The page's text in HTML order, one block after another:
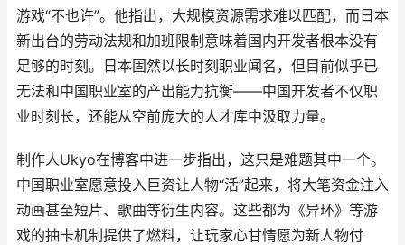
游戏“不也许”。他指出，大规模资源需求难以匹配，而日本
新出台的劳动法规和加班限制意味着国内开发者根本没有
足够的时刻。日本固然以长时刻职业闻名，但目前似乎已
无法和中国职业室的产出能力抗衡——中国开发者不仅职
业时刻长，还能从空前庞大的人才库中汲取力量。
制作人Ukyo在博客中进一步指出，这只是难题其中一个。
中国职业室愿意投入巨资让人物“活”起来，将大笔资金注入
动画甚至短片、歌曲等衍生内容。这些都为《异环》等游
戏的抽卡机制提供了燃料，让玩家心甘情愿为新人物付